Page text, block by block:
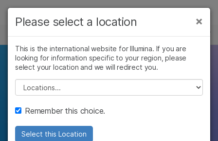
ソリューション
ラーニング
企業情報
サポート
お気に入りの分野を選択
ジェノタイピング
ゲノム全体のバリアン
トの同定
ゲノムワイドジェノタイピングのためのアレイ
およびシーケンス技術
×
Please select a location
This is the international website for Illumina. If you are
looking for information specific to your region, please
select your location and we will redirect you.
Please select a location
Remember this choice.
Select this Location
×
がん研究
農学研究
臨床オンコロジー